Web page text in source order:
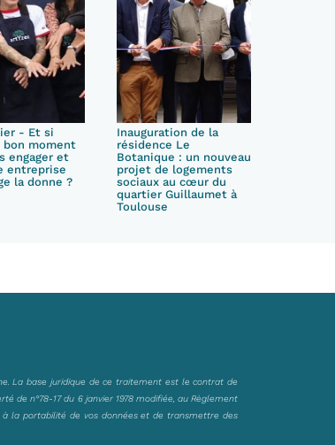
- Et si
moment
engager et
entreprise
la donne ?
Inauguration de la
résidence Le
Botanique : un nouveau
projet de logements
sociaux au cœur du
quartier Guillaumet à
Toulouse
La base juridique de ce traitement est le contrat de
de n°78-17 du 6 janvier 1978 modifiée, au Règlement
à la portabilité de vos données et de transmettre des